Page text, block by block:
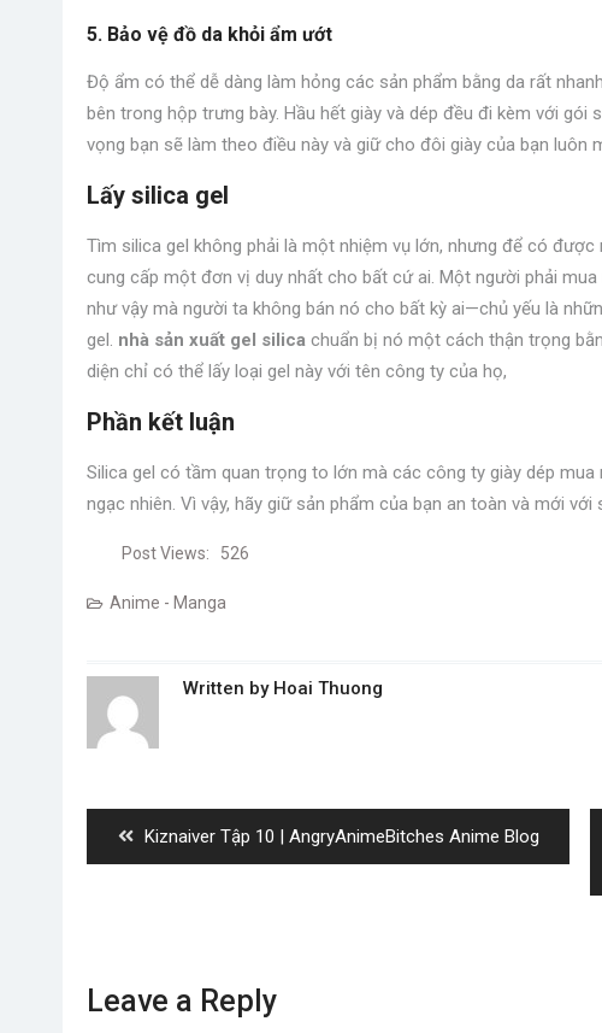
5. Bảo vệ đồ da khỏi ẩm ướt
Độ ẩm có thể dễ dàng làm hỏng các sản phẩm bằng da rất
bên trong hộp trưng bày. Hầu hết giày và dép đều đi kèm với gói
vọng bạn sẽ làm theo điều này và giữ cho đôi giày của bạn luôn
Lấy silica gel
Tìm silica gel không phải là một nhiệm vụ lớn, nhưng để có được
cung cấp một đơn vị duy nhất cho bất cứ ai. Một người phải
như vậy mà người ta không bán nó cho bất kỳ ai—chủ yếu là
gel. nhà sản xuất gel silica chuẩn bị nó một cách thận trọng
diện chỉ có thể lấy loại gel này với tên công ty của họ,
Phần kết luận
Silica gel có tầm quan trọng to lớn mà các công ty giày dép
ngạc nhiên. Vì vậy, hãy giữ sản phẩm của bạn an toàn và mới với
Post Views: 526
Anime - Manga
Written by Hoai Thuong
Previous
post:
Kiznaiver Tập 10 | AngryAnimeBitches Anime Blog
Leave a Reply